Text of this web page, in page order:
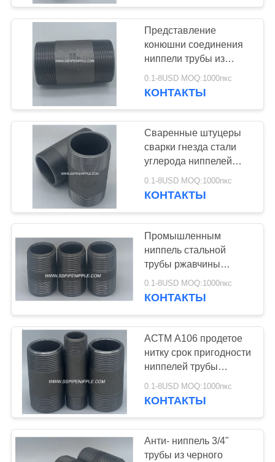
Соединение
нержавеющей
стали
Штуцеры трубы
нержавеющей
стали
Калиброванные
штуцеры трубы
10
Представление
конюшни соединения
ниппели трубы из
черного металла
отливки мужское
0.1-8USD MOQ:1000пкс
КОНТАКТЫ
Сваренные штуцеры
сварки гнезда стали
углерода ниппелей
стальной трубы
углерода
0.1-8USD MOQ:1000пкс
КОНТАКТЫ
Промышленным
ниппель стальной
трубы ржавчины
ниппели трубы из
черного металла
0.1-8USD MOQ:1000пкс
КОНТАКТЫ
АСТМ А106 продетое
нитку срок пригодности
ниппелей трубы
высокопрочный
длинный
0.1-8USD MOQ:1000пкс
КОНТАКТЫ
Анти- ниппель 3/4"
трубы из черного